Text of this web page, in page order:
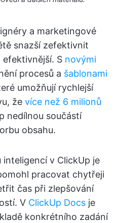
a marketingové
snazší zefektivnit
S novými
procesů a šablonami
umožňují rychlejší
že více než 6 milionů
nedílnou součástí
obsahu.
v ClickUp je
pracovat chytřeji
čas při zlepšování
V ClickUp Docs je
konkrétního zadání